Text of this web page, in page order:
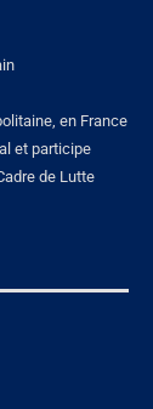
en France
et participe
de Lutte